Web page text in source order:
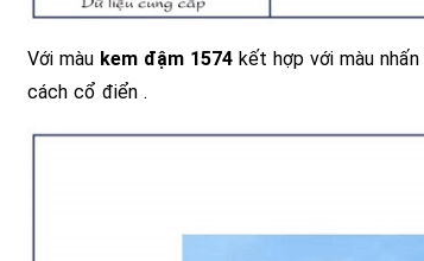
Với màu kem đậm 1574 kết hợp với màu nhấn
cách cổ điển .